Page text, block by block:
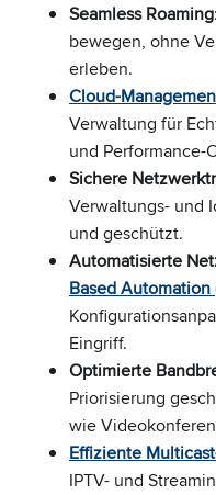
Seamless Roaming
bewegen, ohne
erleben.
Cloud-
Verwaltung für
und Performance-
Sichere
Verwaltungs- und
und geschützt.
Automatisierte
Based Automation
Eingriff.
Optimierte
Priorisierung
wie
Effiziente
IPTV- und